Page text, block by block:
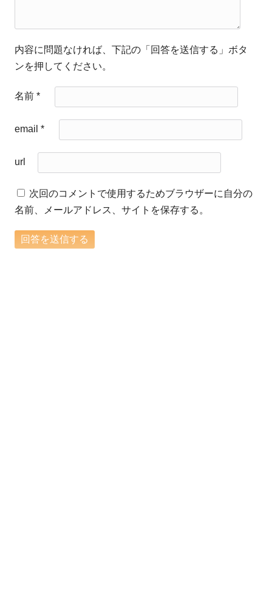
内容に問題なければ、下記の「回答を送信する」ボタ
ンを押してください。
名前*
email*
url
次回のコメントで使用するためブラウザーに自分の
名前、メールアドレス、サイトを保存する。